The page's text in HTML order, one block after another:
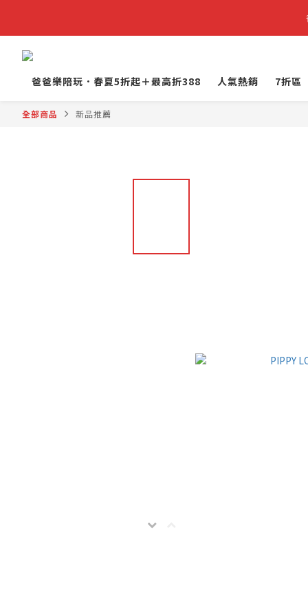
爸爸樂陪玩．春夏5折起＋最高折388 人氣熱銷 7折區
全部商品 新品推薦